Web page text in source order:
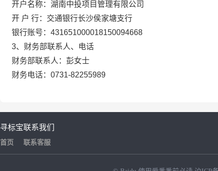
开户名称：湖南中投项目管理有限公司
开 户 行：交通银行长沙侯家塘支行
银行账号： 431651000018150094668
3、财务部联系人、电话
财务部联系人：彭女士
财务电话： 0731-82255989
寻标宝
首页
联系我们
联系客服